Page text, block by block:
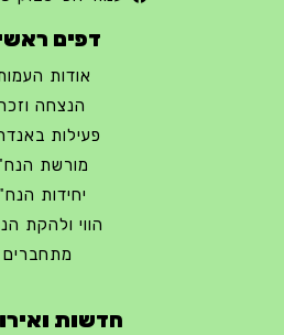
דפים
אודות
הנצחה
פעילות
מורשת
יחידות
הווי ולהקת
מתחברים
חדשותחרבות ברזל – הודעה 1 – 14.10.2023